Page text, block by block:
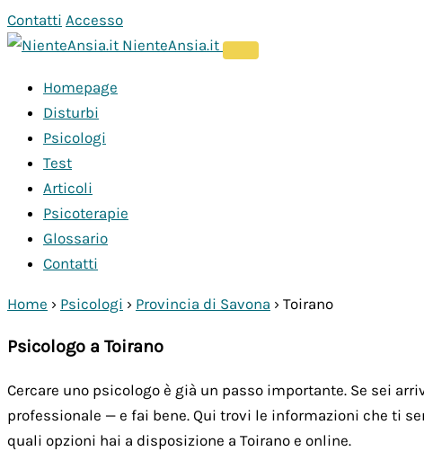
Vai
al
Contatti Accesso
NienteAnsia.it
Homepage
Disturbi
Psicologi
Test
Articoli
Psicoterapie
Glossario
Contatti
Home › Psicologi › Provincia di Savona › Toirano
Psicologo a Toirano
Cercare uno psicologo è già un passo importante. Se sei
professionale — e fai bene. Qui trovi le informazioni che ti
quali opzioni hai a disposizione a Toirano e online.